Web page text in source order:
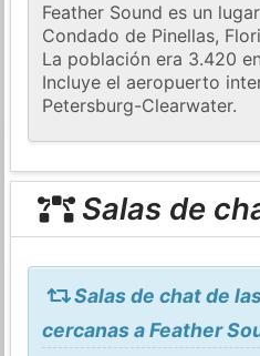
Feather Sound es un
Condado de Pinellas,
La población era 3.420
Incluye el aeropuerto
Petersburg-Clearwater.
Salas de
Salas de chat de
cercanas a Feather